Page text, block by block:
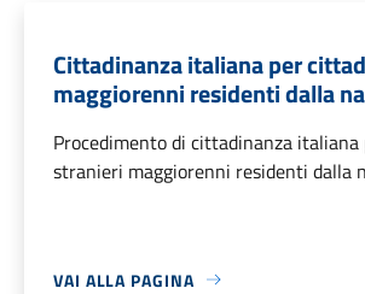
Cittadinanza italiana per
maggiorenni residenti dalla
Procedimento di cittadinanza
stranieri maggiorenni residenti dalla
VAI ALLA PAGINA